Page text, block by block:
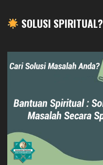
SOLUSI SPIRITUAL?